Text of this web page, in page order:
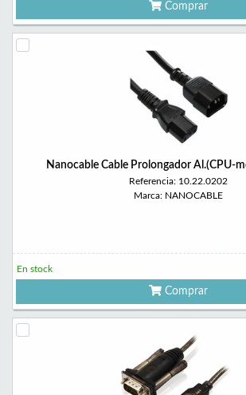
Comprar
Nanocable Cable Prolongador Al.(CPU-
Referencia: 10.22.0202
Marca: NANOCABLE
En stock
Comprar